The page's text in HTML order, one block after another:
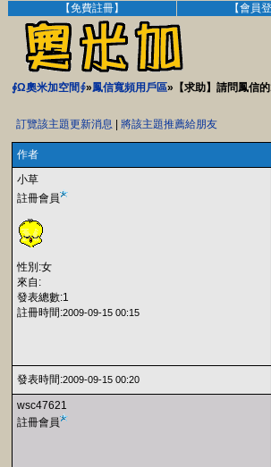
【免費註冊】 【會員
∮Ω奧米加空間∮»鳳信寬頻用戶區»【求助】請問鳳信
訂覽該主題更新消息 將該主題推薦給朋友
作者
小草
註冊會員
性別:女
來自:
發表總數:1
註冊時間:2009-09-15 00:15
發表時間:2009-09-15 00:20
wsc47621
註冊會員